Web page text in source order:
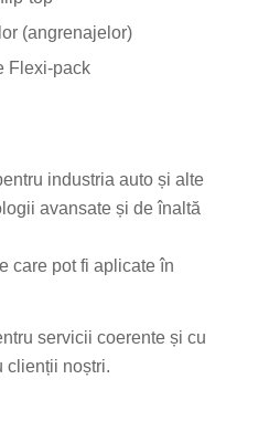
(angrenajelor)
Flexi-pack
industria auto și alte
avansate și de înaltă
care pot fi aplicate în
servicii coerente și cu
clienții noștri.